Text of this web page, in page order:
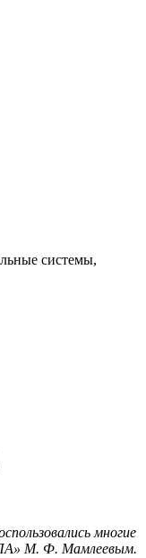
системы,
многие
М. Ф. Мамлеевым.